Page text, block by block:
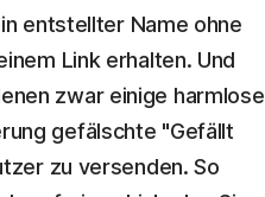
entstellter Name ohne
Link erhalten. Und
zwar einige harmlose
gefälschte "Gefällt
zu versenden. So